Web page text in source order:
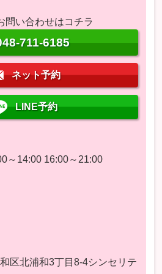
問い合わせはコチラ
711-6185
ネット予約
LINE予約
～14:00 16:00～21:00
区北浦和3丁目8-4シンセリテ